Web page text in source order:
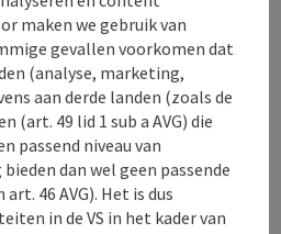
maken we gebruik van
gevallen voorkomen dat
(analyse, marketing,
aan derde landen (zoals de
(art. 49 lid 1 sub a AVG) die
passend niveau van
dan wel geen passende
46 AVG). Het is dus
in de VS in het kader van